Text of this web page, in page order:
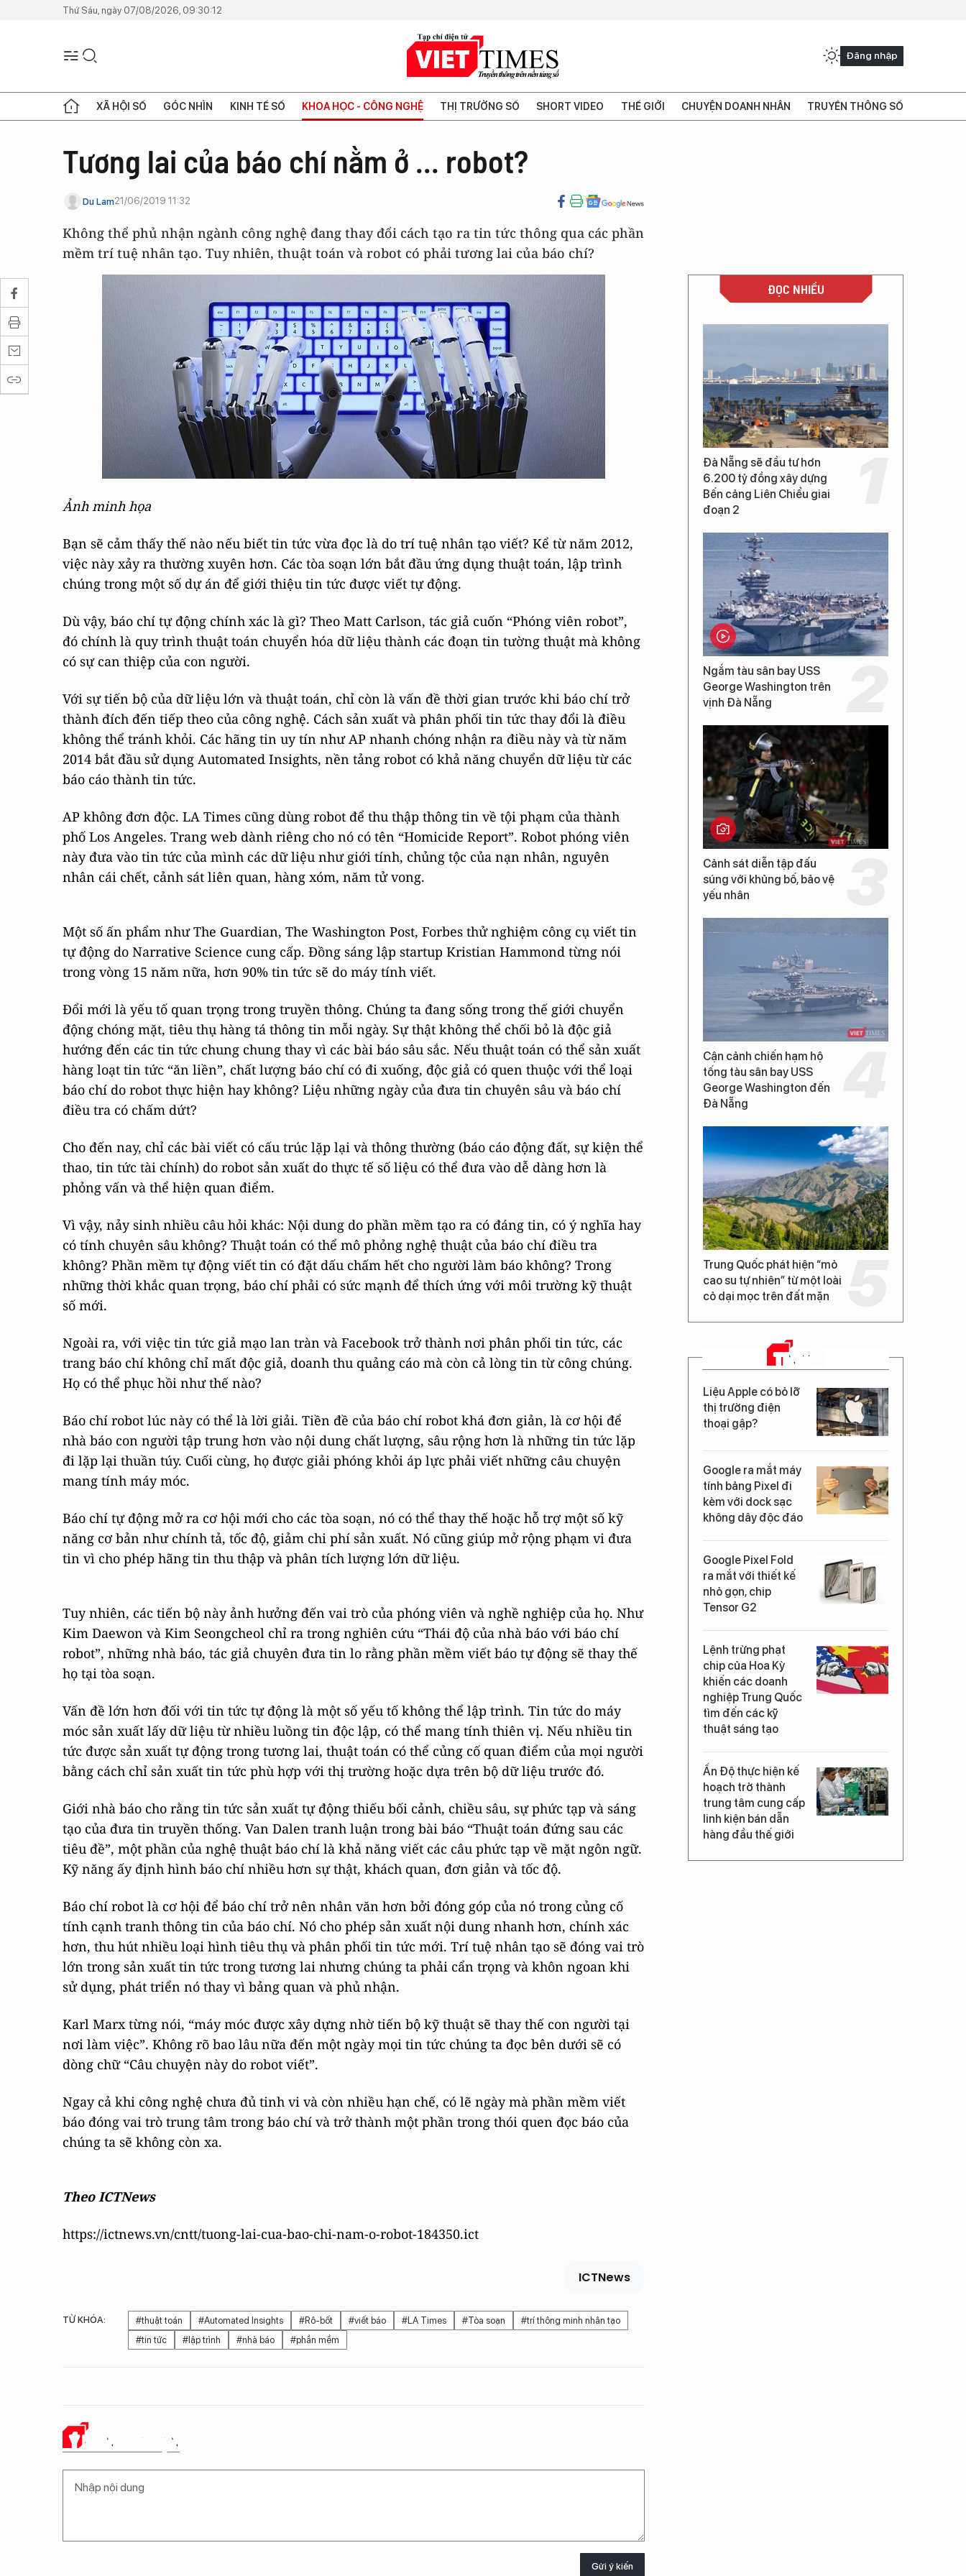
Thứ Sáu, ngày 07/08/2026, 09:30:12
Đăng nhập
XÃ HỘI SỐ GÓC NHÌN KINH TẾ SỐ KHOA HỌC - CÔNG NGHỆ THỊ TRƯỜNG SỐ SHORT VIDEO THẾ GIỚI CHUYỆN DOANH NHÂN TRUYỀN THÔNG SỐ
Tương lai của báo chí nằm ở ... robot?
Du Lam21/06/2019 11:32
Không thể phủ nhận ngành công nghệ đang thay đổi cách tạo ra tin tức thông qua các phần
mềm trí tuệ nhân tạo. Tuy nhiên, thuật toán và robot có phải tương lai của báo chí?
Ảnh minh họa
Bạn sẽ cảm thấy thế nào nếu biết tin tức vừa đọc là do trí tuệ nhân tạo viết? Kể từ năm 2012,
việc này xảy ra thường xuyên hơn. Các tòa soạn lớn bắt đầu ứng dụng thuật toán, lập trình
chúng trong một số dự án để giới thiệu tin tức được viết tự động.
Dù vậy, báo chí tự động chính xác là gì? Theo Matt Carlson, tác giả cuốn “Phóng viên robot”,
đó chính là quy trình thuật toán chuyển hóa dữ liệu thành các đoạn tin tường thuật mà không
có sự can thiệp của con người.
Với sự tiến bộ của dữ liệu lớn và thuật toán, chỉ còn là vấn đề thời gian trước khi báo chí trở
thành đích đến tiếp theo của công nghệ. Cách sản xuất và phân phối tin tức thay đổi là điều
không thể tránh khỏi. Các hãng tin uy tín như AP nhanh chóng nhận ra điều này và từ năm
2014 bắt đầu sử dụng Automated Insights, nền tảng robot có khả năng chuyển dữ liệu từ các
báo cáo thành tin tức.
AP không đơn độc. LA Times cũng dùng robot để thu thập thông tin về tội phạm của thành
phố Los Angeles. Trang web dành riêng cho nó có tên “Homicide Report”. Robot phóng viên
này đưa vào tin tức của mình các dữ liệu như giới tính, chủng tộc của nạn nhân, nguyên
nhân cái chết, cảnh sát liên quan, hàng xóm, năm tử vong.
Một số ấn phẩm như The Guardian, The Washington Post, Forbes thử nghiệm công cụ viết tin
tự động do Narrative Science cung cấp. Đồng sáng lập startup Kristian Hammond từng nói
trong vòng 15 năm nữa, hơn 90% tin tức sẽ do máy tính viết.
Đổi mới là yếu tố quan trọng trong truyền thông. Chúng ta đang sống trong thế giới chuyển
động chóng mặt, tiêu thụ hàng tá thông tin mỗi ngày. Sự thật không thể chối bỏ là độc giả
hướng đến các tin tức chung chung thay vì các bài báo sâu sắc. Nếu thuật toán có thể sản xuất
hàng loạt tin tức “ăn liền”, chất lượng báo chí có đi xuống, độc giả có quen thuộc với thể loại
báo chí do robot thực hiện hay không? Liệu những ngày của đưa tin chuyên sâu và báo chí
điều tra có chấm dứt?
Cho đến nay, chỉ các bài viết có cấu trúc lặp lại và thông thường (báo cáo động đất, sự kiện thể
thao, tin tức tài chính) do robot sản xuất do thực tế số liệu có thể đưa vào dễ dàng hơn là
phỏng vấn và thể hiện quan điểm.
Vì vậy, nảy sinh nhiều câu hỏi khác: Nội dung do phần mềm tạo ra có đáng tin, có ý nghĩa hay
có tính chuyên sâu không? Thuật toán có thể mô phỏng nghệ thuật của báo chí điều tra
không? Phần mềm tự động viết tin có đặt dấu chấm hết cho người làm báo không? Trong
những thời khắc quan trọng, báo chí phải có sức mạnh để thích ứng với môi trường kỹ thuật
số mới.
Ngoài ra, với việc tin tức giả mạo lan tràn và Facebook trở thành nơi phân phối tin tức, các
trang báo chí không chỉ mất độc giả, doanh thu quảng cáo mà còn cả lòng tin từ công chúng.
Họ có thể phục hồi như thế nào?
Báo chí robot lúc này có thể là lời giải. Tiền đề của báo chí robot khá đơn giản, là cơ hội để
nhà báo con người tập trung hơn vào nội dung chất lượng, sâu rộng hơn là những tin tức lặp
đi lặp lại thuần túy. Cuối cùng, họ được giải phóng khỏi áp lực phải viết những câu chuyện
mang tính máy móc.
Báo chí tự động mở ra cơ hội mới cho các tòa soạn, nó có thể thay thế hoặc hỗ trợ một số kỹ
năng cơ bản như chính tả, tốc độ, giảm chi phí sản xuất. Nó cũng giúp mở rộng phạm vi đưa
tin vì cho phép hãng tin thu thập và phân tích lượng lớn dữ liệu.
Tuy nhiên, các tiến bộ này ảnh hưởng đến vai trò của phóng viên và nghề nghiệp của họ. Như
Kim Daewon và Kim Seongcheol chỉ ra trong nghiên cứu “Thái độ của nhà báo với báo chí
robot”, những nhà báo, tác giả chuyên đưa tin lo rằng phần mềm viết báo tự động sẽ thay thế
họ tại tòa soạn.
Vấn đề lớn hơn đối với tin tức tự động là một số yếu tố không thể lập trình. Tin tức do máy
móc sản xuất lấy dữ liệu từ nhiều luồng tin độc lập, có thể mang tính thiên vị. Nếu nhiều tin
tức được sản xuất tự động trong tương lai, thuật toán có thể củng cố quan điểm của mọi người
bằng cách chỉ sản xuất tin tức phù hợp với thị trường hoặc dựa trên bộ dữ liệu trước đó.
Giới nhà báo cho rằng tin tức sản xuất tự động thiếu bối cảnh, chiều sâu, sự phức tạp và sáng
tạo của đưa tin truyền thống. Van Dalen tranh luận trong bài báo “Thuật toán đứng sau các
tiêu đề”, một phần của nghệ thuật báo chí là khả năng viết các câu phức tạp về mặt ngôn ngữ.
Kỹ năng ấy định hình báo chí nhiều hơn sự thật, khách quan, đơn giản và tốc độ.
Báo chí robot là cơ hội để báo chí trở nên nhân văn hơn bởi đóng góp của nó trong củng cố
tính cạnh tranh thông tin của báo chí. Nó cho phép sản xuất nội dung nhanh hơn, chính xác
hơn, thu hút nhiều loại hình tiêu thụ và phân phối tin tức mới. Trí tuệ nhân tạo sẽ đóng vai trò
lớn trong sản xuất tin tức trong tương lai nhưng chúng ta phải cẩn trọng và khôn ngoan khi
sử dụng, phát triển nó thay vì bảng quan và phủ nhận.
Karl Marx từng nói, “máy móc được xây dựng nhờ tiến bộ kỹ thuật sẽ thay thế con người tại
nơi làm việc”. Không rõ bao lâu nữa đến một ngày mọi tin tức chúng ta đọc bên dưới sẽ có
dòng chữ “Câu chuyện này do robot viết”.
Ngay cả khi công nghệ chưa đủ tinh vi và còn nhiều hạn chế, có lẽ ngày mà phần mềm viết
báo đóng vai trò trung tâm trong báo chí và trở thành một phần trong thói quen đọc báo của
chúng ta sẽ không còn xa.
Theo ICTNews
https://ictnews.vn/cntt/tuong-lai-cua-bao-chi-nam-o-robot-184350.ict
ICTNews
TỪ KHÓA: #thuật toán #Automated Insights #Rô-bốt #viết báo #LA Times #Tòa soạn
#trí thông minh nhân tạo
#tin tức
#lập trình #nhà báo #phần mềm
Ý KIẾN CỦA BẠN
Gửi ý kiến
ĐỌC NHIỀU
Đà Nẵng sẽ đầu tư hơn
6.200 tỷ đồng xây dựng
Bến cảng Liên Chiểu giai
đoạn 2
Ngắm tàu sân bay USS
George Washington trên
vịnh Đà Nẵng
Cảnh sát diễn tập đấu
súng với khủng bố, bảo vệ
yếu nhân
Cận cảnh chiến hạm hộ
tống tàu sân bay USS
George Washington đến
Đà Nẵng
Trung Quốc phát hiện “mỏ
cao su tự nhiên” từ một loài
cỏ dại mọc trên đất mặn
TIN MỚI
Liệu Apple có bỏ lỡ
thị trường điện
thoại gập?
Google ra mắt máy
tính bảng Pixel đi
kèm với dock sạc
không dây độc đáo
Google Pixel Fold
ra mắt với thiết kế
nhỏ gọn, chip
Tensor G2
Lệnh trừng phạt
chip của Hoa Kỳ
khiến các doanh
nghiệp Trung Quốc
tìm đến các kỹ
thuật sáng tạo
Ấn Độ thực hiện kế
hoạch trở thành
trung tâm cung cấp
linh kiện bán dẫn
hàng đầu thế giới